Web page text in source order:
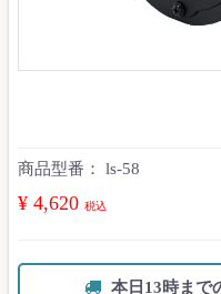
商品型番： ls-58
¥ 4,620 税込
本日13時まで